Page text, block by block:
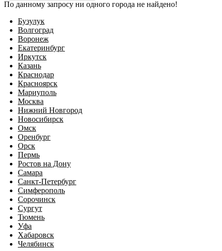
По данному запросу ни одного города не найдено!
Бузулук
Волгоград
Воронеж
Екатеринбург
Иркутск
Казань
Краснодар
Красноярск
Мариуполь
Москва
Нижний Новгород
Новосибирск
Омск
Оренбург
Орск
Пермь
Ростов на Дону
Самара
Санкт-Петербург
Симферополь
Сорочинск
Сургут
Тюмень
Уфа
Хабаровск
Челябинск